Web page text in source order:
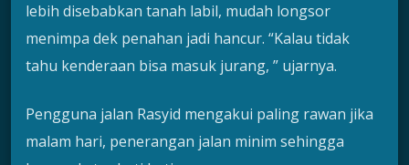
lebih disebabkan tanah labil, mudah longsor
menimpa dek penahan jadi hancur. “Kalau tidak
tahu kenderaan bisa masuk jurang, ” ujarnya.
Pengguna jalan Rasyid mengakui paling rawan jika
malam hari, penerangan jalan minim sehingga